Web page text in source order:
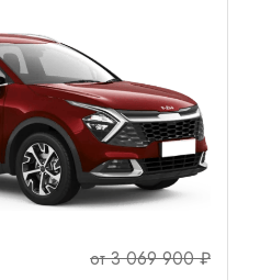
от 3 069 900 ₽